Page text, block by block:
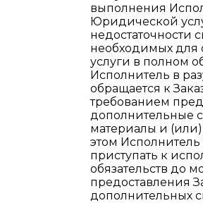
выполнения
Юридической
недостаточности
необходимых для
услуги в полном
Исполнитель в
обращается к
требованием
дополнительные
материалы и
этом
приступать к
обязательств до
предоставления
дополнительных